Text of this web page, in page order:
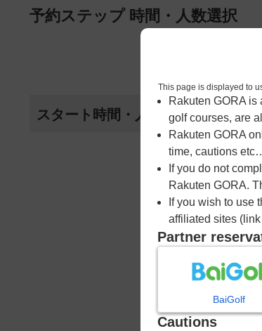
ページの本文へ
予約ステップ 時間・人数選択
スタート時間・人数指定
This page is displayed to
Rakuten GORA
golf courses, are
Rakuten GORA
time, cautions
If you do not
Rakuten GORA.
If you wish to use
affiliated sites
Partner
BaiGolf
Cautions